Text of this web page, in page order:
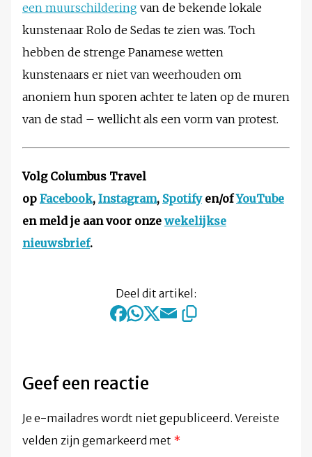
een muurschildering van de bekende lokale
kunstenaar Rolo de Sedas te zien was. Toch
hebben de strenge Panamese wetten
kunstenaars er niet van weerhouden om
anoniem hun sporen achter te laten op de muren
van de stad – wellicht als een vorm van protest.
Volg Columbus Travel
op Facebook, Instagram, Spotifyen/ofYouTube
en meld je aan voor onze wekelijkse
nieuwsbrief.
Deel dit artikel:
Geef een reactie
Je e-mailadres wordt niet gepubliceerd. Vereiste
velden zijn gemarkeerd met *